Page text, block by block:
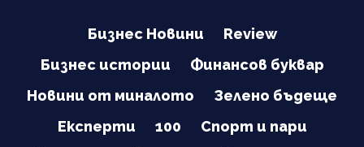
Бизнес Новини
Review
Бизнес истории
Финансов буквар
Новини от миналото
Зелено бъдеще
Експерти
100
Спорт и пари